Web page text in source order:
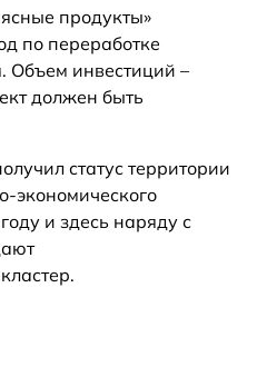
продукты»
по переработке
Объем инвестиций –
должен быть
статус территории
экономического
и здесь наряду с